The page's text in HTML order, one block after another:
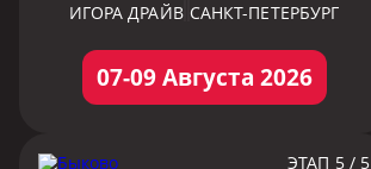
ИГОРА ДРАЙВ САНКТ-ПЕТЕРБУРГ
07-09 Августа 2026
ЭТАП 5 / 5